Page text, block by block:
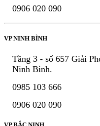
0906 020 090
VP NINH BÌNH
Tầng 3 - số 657 Giải
Ninh Bình.
0985 103 666
0906 020 090